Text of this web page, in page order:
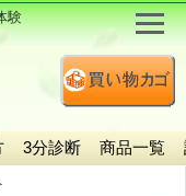
験
3分診断 商品一覧